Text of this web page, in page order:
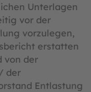
Unterlagen
vor der
vorzulegen,
erstatten
von der
der
Entlastung